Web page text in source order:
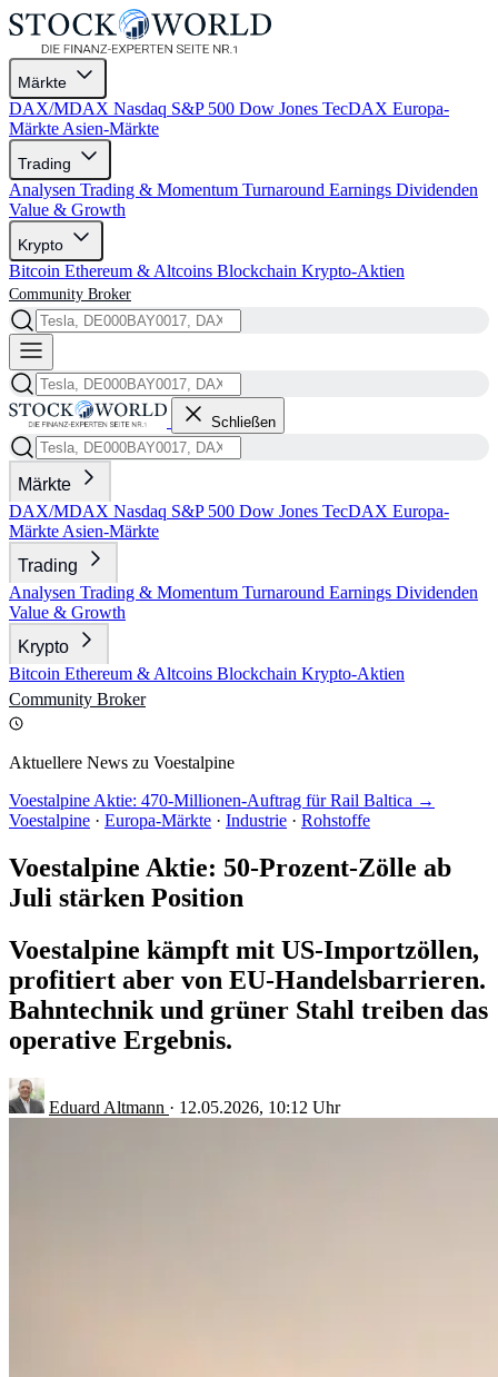
Märkte
DAX/MDAX Nasdaq S&P 500 Dow Jones TecDAX Europa-
Märkte Asien-Märkte
Trading
Analysen Trading & Momentum Turnaround Earnings Dividenden
Value & Growth
Krypto
Bitcoin Ethereum & Altcoins Blockchain Krypto-Aktien
Community Broker
Schließen
Märkte
DAX/MDAX Nasdaq S&P 500 Dow Jones TecDAX Europa-
Märkte Asien-Märkte
Trading
Analysen Trading & Momentum Turnaround Earnings Dividenden
Value & Growth
Krypto
Bitcoin Ethereum & Altcoins Blockchain Krypto-Aktien
Community Broker
Aktuellere News zu Voestalpine
Voestalpine Aktie: 470-Millionen-Auftrag für Rail Baltica →
Voestalpine · Europa-Märkte · Industrie · Rohstoffe
Voestalpine Aktie: 50-Prozent-Zölle ab
Juli stärken Position
Voestalpine kämpft mit US-Importzöllen,
profitiert aber von EU-Handelsbarrieren.
Bahntechnik und grüner Stahl treiben das
operative Ergebnis.
Eduard Altmann · 12.05.2026, 10:12 Uhr